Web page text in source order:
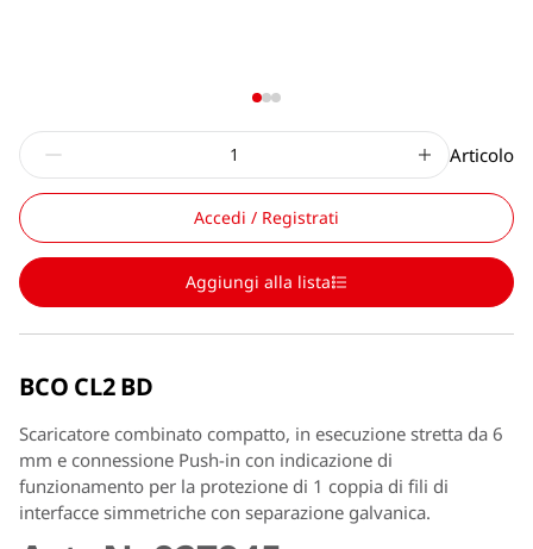
Articolo
Accedi / Registrati
Aggiungi alla lista
BCO CL2 BD
Scaricatore combinato compatto, in esecuzione stretta da 6
mm e connessione Push-in con indicazione di
funzionamento per la protezione di 1 coppia di fili di
interfacce simmetriche con separazione galvanica.